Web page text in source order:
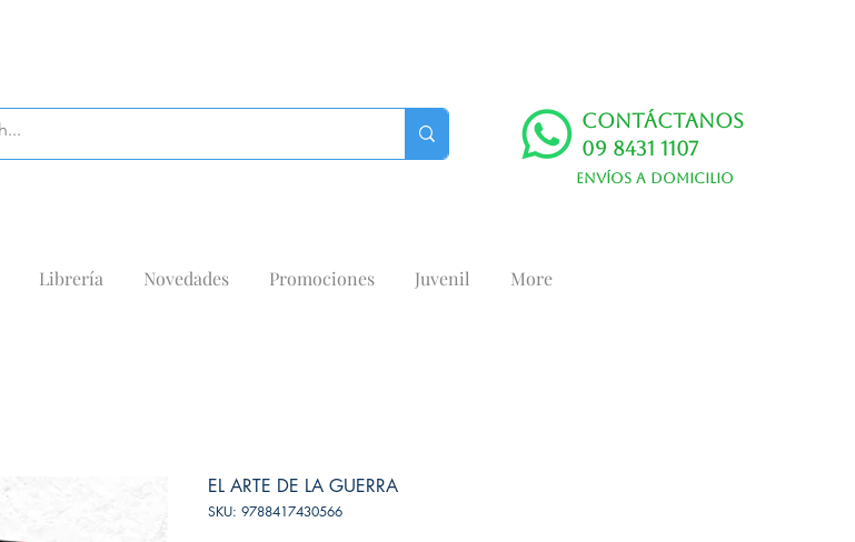
Contáctanos
09 8431 1107
Envíos a domicilio
Librería Novedades Promociones Juvenil More
EL ARTE DE LA GUERRA
SKU: 9788417430566